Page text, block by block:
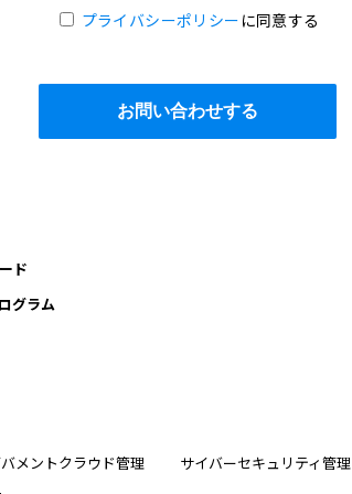
プライバシーポリシー に同意する
ド
グラム
メントクラウド管理 サイバーセキュリティ管理